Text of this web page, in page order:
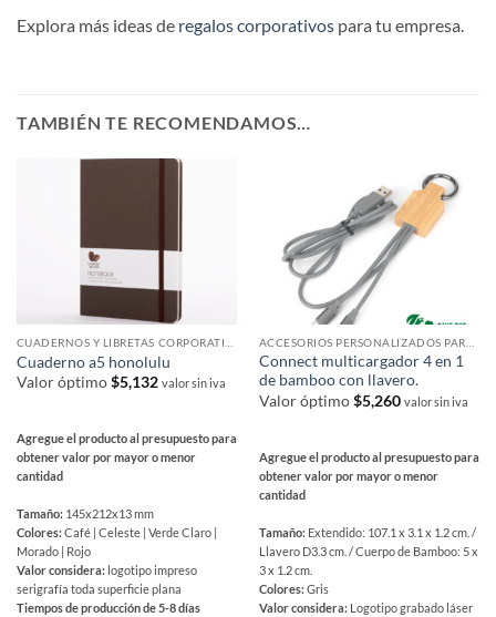
Explora más ideas de regalos corporativos para tu empresa.
TAMBIÉN TE RECOMENDAMOS…
CUADERNOS Y LIBRETAS CORPORATIVAS
Cuaderno a5 honolulu
Valor óptimo$5,132 valor sin iva
Agregue el producto al presupuesto para
obtener valor por mayor o menor
cantidad
Tamaño: 145x212x13 mm
Colores:Café | Celeste | Verde Claro |
Morado | Rojo
Valor considera: logotipo impreso
serigrafía toda superficie plana
Tiempos de producción de 5-8 días
ACCESORIOS PERSONALIZADOS PARA SMARTPHONES Y TABLETS
Connect multicargador 4 en 1
de bamboo con llavero.
Valor óptimo$5,260 valor sin iva
Agregue el producto al presupuesto para
obtener valor por mayor o menor
cantidad
Tamaño: Extendido: 107.1 x 3.1 x 1.2 cm. /
Llavero D3.3 cm. / Cuerpo de Bamboo: 5 x
3 x 1.2 cm.
Colores:Gris
Valor considera: Logotipo grabado láser